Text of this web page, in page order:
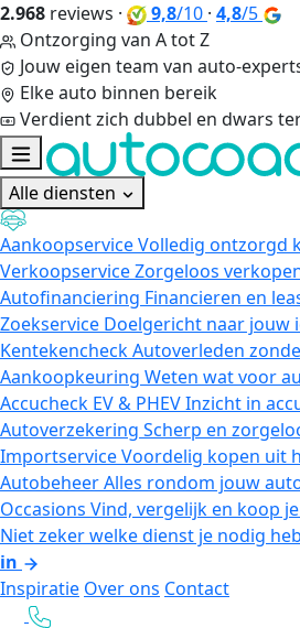
2.968 reviews · 9,8/10 · 4,8/5
Ontzorging van A tot Z
Jouw eigen team van auto-
Elke auto binnen bereik
Verdient zich dubbel en dwars
Alle diensten
AankoopserviceVolledig ontzorgd
VerkoopserviceZorgeloos
Autofinanciering Financieren en
Zoekservice Doelgericht naar jouw
KentekencheckAutoverleden
Aankoopkeuring Weten wat voor
Accucheck EV & PHEVInzicht in
Autoverzekering Scherp en
ImportserviceVoordelig kopen uit
AutobeheerAlles rondom jouw
Occasions Vind, vergelijk en koop
Niet zeker welke dienst je nodig
in
Inspiratie Over ons Contact